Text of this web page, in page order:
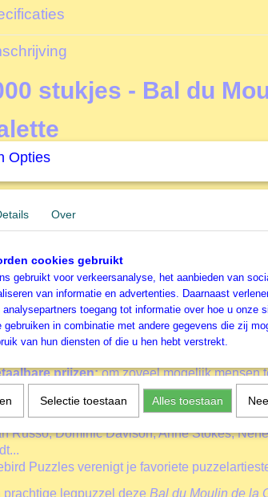
code
stukjes - Bal du
Legpuzzel
snel als de vleugelslag van de kolibrie,
voorjaar van 2018 bedacht en in januari
begin werden meer dan 200 puzzels
gemaakt door geliefde artiesten
Ciro Marchetti, Steve Crisp of David
Boehme.
drijvende doelen achter de oprichting van
stukdikte, druktechnologie,
we werken samen met enkele
prijzen:om zoveel mogelijk mensen
van Ciro Marchetti, Chuck Pinson, Nicky
Russo, Dominic Davison, Anne Stokes,
Puzzles verenigt je favoriete
prachtige legpuzzel deze Bal du Moulin de la
Opties
Over
cookies gebruikt
gebruikt voor verkeersanalyse, het aanbieden van
van informatie en advertenties. Daarnaast
toegang tot informatie over hoe u onze
gebruiken in combinatie met andere gegevens die zij
van hun diensten of die u hen hebt verstrekt.
Selectie toestaan Alles toestaan